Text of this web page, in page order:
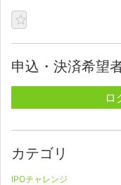
申込・決済希望
ロ
カテゴリ
IPOチャレンジ